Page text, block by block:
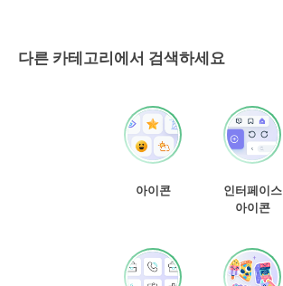
다른 카테고리에서 검색하세요
아이콘
인터페이스
아이콘